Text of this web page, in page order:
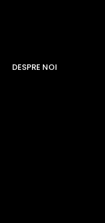
DESPRE NOI